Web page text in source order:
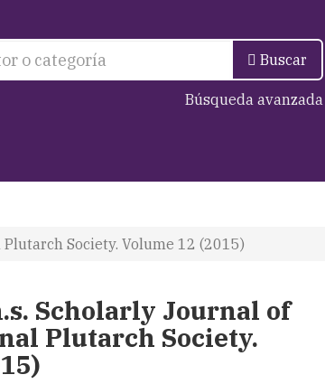
Buscar
Búsqueda avanzada
Society. Volume 12 (2015)
Scholarly Journal of
Plutarch Society.